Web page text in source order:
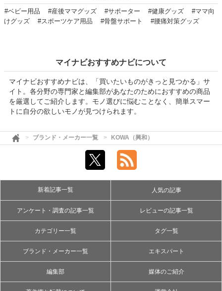
#ベビー用品 #産後ママグッズ #サポーター #健康グッズ
#ママ向
けグッズ
#スポーツケア用品 #骨盤サポート #腰痛対策グッズ
マイナビおすすめナビについて
マイナビおすすめナビは、「買いたいものがきっと見つかる」サ
イト。各分野の専門家と編集部があなたのためにおすすめの商品
を厳選してご紹介します。モノ選びに悩むことなく、簡単スマー
トに自分の欲しいモノが見つけられます。
ブランド・メーカー一覧 KOWA（興和）
新着記事一覧 人気の記事
アンケート・調査の記事一覧 レビューの記事一覧
カテゴリー一覧 タグ一覧
ブランド・メーカー一覧 エキスパート
編集部 媒体のご紹介